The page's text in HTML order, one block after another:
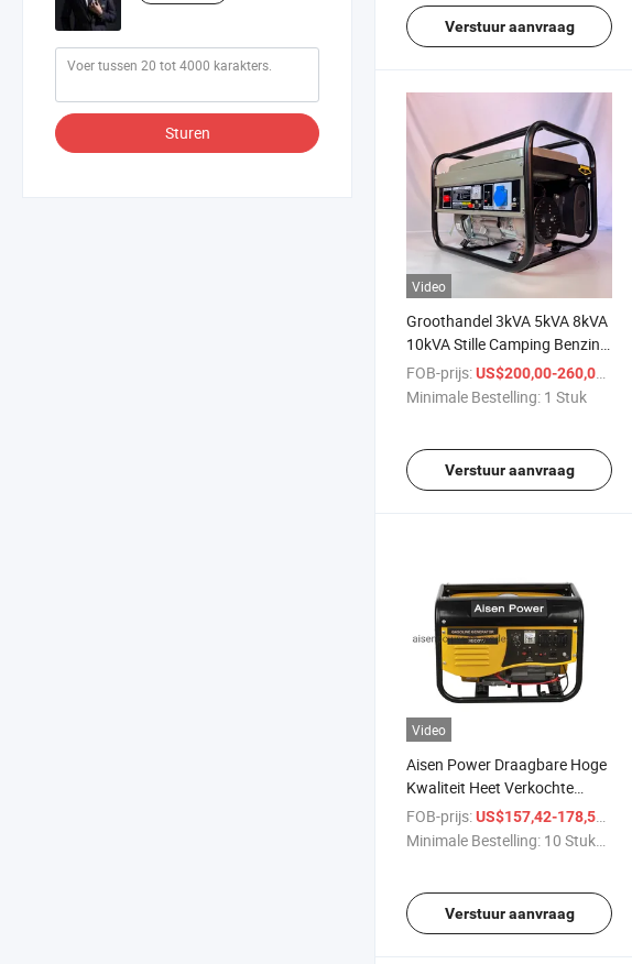
Sturen
Verstuur aanvraag
Video
Groothandel 3kVA 5kVA 8kVA
10kVA Stille Camping Benzine
Power Generator Stille
Generator voor Thuisgebruik
FOB-prijs:US$200,00-260,00
Minimale Bestelling: 1 Stuk
Verstuur aanvraag
Video
Aisen Power Draagbare Hoge
Kwaliteit Heet Verkochte
5000W 6kw 7kw Benzine
Generator
FOB-prijs:US$157,42-178,53
Minimale Bestelling: 10 Stukken
Verstuur aanvraag